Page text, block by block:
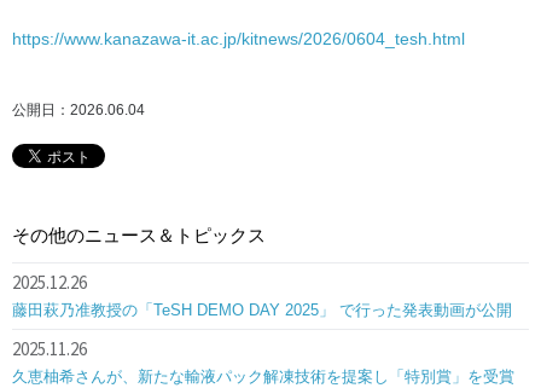
https://www.kanazawa-it.ac.jp/kitnews/2026/0604_tesh.html
公開日：2026.06.04
その他のニュース＆トピックス
2025.12.26
藤田萩乃准教授の「TeSH DEMO DAY 2025」 で行った発表動画が公開
2025.11.26
久恵柚希さんが、新たな輸液パック解凍技術を提案し「特別賞」を受賞